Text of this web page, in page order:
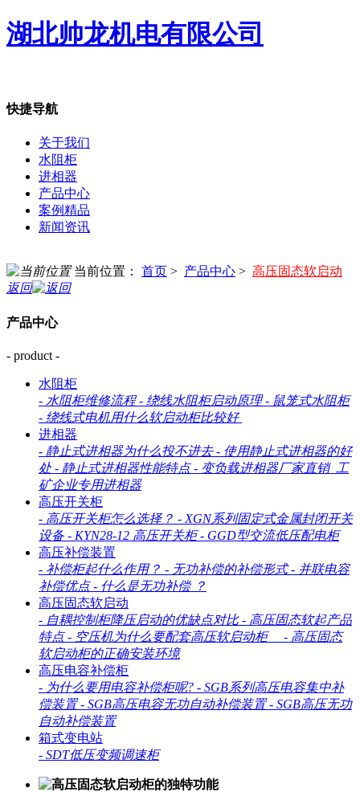
湖北帅龙机电有限公司
快捷导航
关于我们
水阻柜
进相器
产品中心
案例精品
新闻资讯
当前位置： 首页 > 产品中心 > 高压固态软启动
返回
产品中心
- product -
水阻柜
- 水阻柜维修流程 - 绕线水阻柜启动原理 - 鼠笼式水阻柜
- 绕线式电机用什么软启动柜比较好
进相器
- 静止式进相器为什么投不进去 - 使用静止式进相器的好
处 - 静止式进相器性能特点 - 变负载进相器厂家直销_工
矿企业专用进相器
高压开关柜
- 高压开关柜怎么选择？ - XGN系列固定式金属封闭开关
设备 - KYN28-12 高压开关柜 - GGD型交流低压配电柜
高压补偿装置
- 补偿柜起什么作用？ - 无功补偿的补偿形式 - 并联电容
补偿优点 - 什么是无功补偿 ？
高压固态软启动
- 自耦控制柜降压启动的优缺点对比 - 高压固态软起产品
特点 - 空压机为什么要配套高压软启动柜 - 高压固态
软启动柜的正确安装环境
高压电容补偿柜
- 为什么要用电容补偿柜呢? - SGB系列高压电容集中补
偿装置 - SGB高压电容无功自动补偿装置 - SGB高压无功
自动补偿装置
箱式变电站
- SDT低压变频调速柜